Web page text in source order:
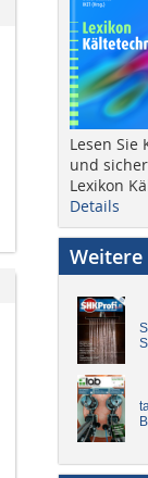
Lesen Sie
und
Lexikon
Details
Weitere